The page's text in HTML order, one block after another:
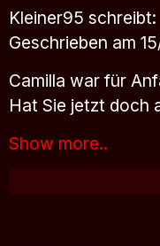
Kleiner95 schreibt:
Geschrieben am
Camilla war für
Hat Sie jetzt doch
Show more..